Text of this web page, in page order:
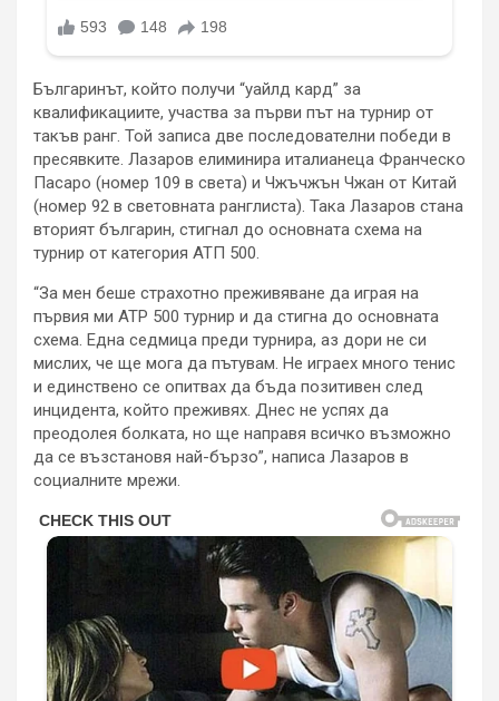
Българинът, който получи “уайлд кард” за
квалификациите, участва за първи път на турнир от
такъв ранг. Той записа две последователни победи в
пресявките. Лазаров елиминира италианеца Франческо
Пасаро (номер 109 в света) и Чжъчжън Чжан от Китай
(номер 92 в световната ранглиста). Така Лазаров стана
вторият българин, стигнал до основната схема на
турнир от категория АТП 500.
“За мен беше страхотно преживяване да играя на
първия ми ATP 500 турнир и да стигна до основната
схема. Една седмица преди турнира, аз дори не си
мислих, че ще мога да пътувам. Не играех много тенис
и единствено се опитвах да бъда позитивен след
инцидента, който преживях. Днес не успях да
преодолея болката, но ще направя всичко възможно
да се възстановя най-бързо”, написа Лазаров в
социалните мрежи.